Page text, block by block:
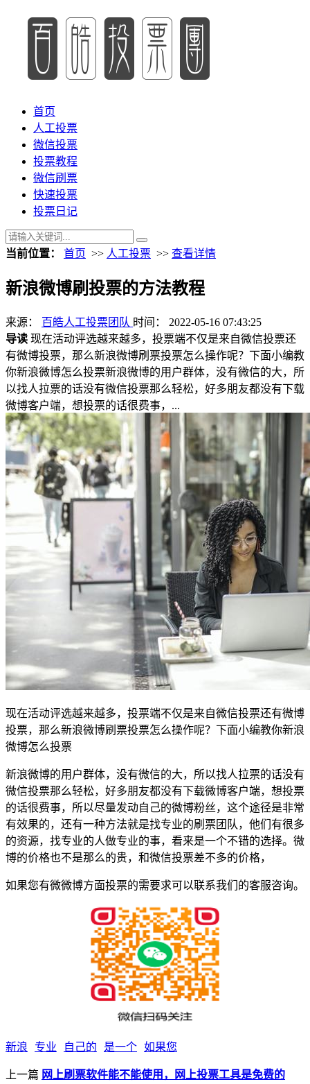
首页
人工投票
微信投票
投票教程
微信刷票
快速投票
投票日记
当前位置： 首页 >> 人工投票 >> 查看详情
新浪微博刷投票的方法教程
来源： 百皓人工投票团队 时间： 2022-05-16 07:43:25
导读 现在活动评选越来越多，投票端不仅是来自微信投票还
有微博投票，那么新浪微博刷票投票怎么操作呢？下面小编教
你新浪微博怎么投票新浪微博的用户群体，没有微信的大，所
以找人拉票的话没有微信投票那么轻松，好多朋友都没有下载
微博客户端，想投票的话很费事，...
现在活动评选越来越多，投票端不仅是来自微信投票还有微博
投票，那么新浪微博刷票投票怎么操作呢？下面小编教你新浪
微博怎么投票
新浪微博的用户群体，没有微信的大，所以找人拉票的话没有
微信投票那么轻松，好多朋友都没有下载微博客户端，想投票
的话很费事，所以尽量发动自己的微博粉丝，这个途径是非常
有效果的，还有一种方法就是找专业的刷票团队，他们有很多
的资源，找专业的人做专业的事，看来是一个不错的选择。微
博的价格也不是那么的贵，和微信投票差不多的价格，
如果您有微微博方面投票的需要求可以联系我们的客服咨询。
新浪 专业 自己的 是一个 如果您
上一篇 网上刷票软件能不能使用，网上投票工具是免费的